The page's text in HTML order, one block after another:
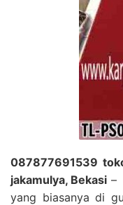
087877691539
jakamulya, Bekasi –
yang biasanya di